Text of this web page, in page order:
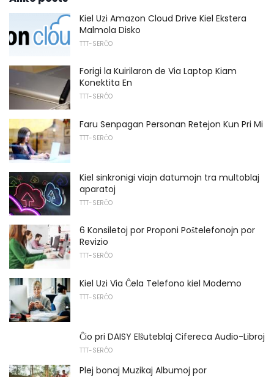
Kiel Uzi Amazon Cloud Drive Kiel Ekstera
Malmola Disko
TTT-SERĈO
Forigi la Kuirilaron de Via Laptop Kiam
Konektita En
TTT-SERĈO
Faru Senpagan Personan Retejon Kun Pri Mi
TTT-SERĈO
Kiel sinkronigi viajn datumojn tra multoblaj
aparatoj
TTT-SERĈO
6 Konsiletoj por Proponi Poŝtelefonojn por
Revizio
TTT-SERĈO
Kiel Uzi Via Ĉela Telefono kiel Modemo
TTT-SERĈO
Ĉio pri DAISY Elŝuteblaj Cifereca Audio-Libroj
TTT-SERĈO
Plej bonaj Muzikaj Albumoj por